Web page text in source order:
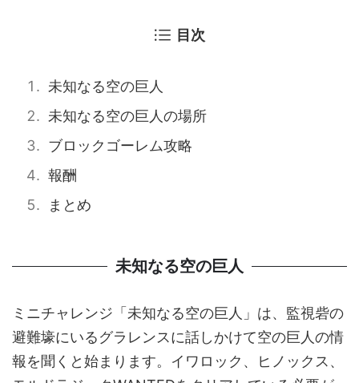
目次
未知なる空の巨人
未知なる空の巨人の場所
ブロックゴーレム攻略
報酬
まとめ
未知なる空の巨人
ミニチャレンジ「未知なる空の巨人」は、監視砦の
避難壕にいるグラレンスに話しかけて空の巨人の情
報を聞くと始まります。イワロック、ヒノックス、